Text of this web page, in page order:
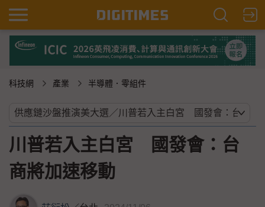
科技網 產業 半導體．零組件
川普若入主白宮 國發會：台
商將加速移動